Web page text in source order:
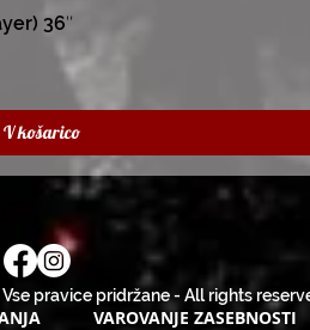
36″
V košarico
pravice pridržane - All rights
VAROVANJE ZASEBNOSTI